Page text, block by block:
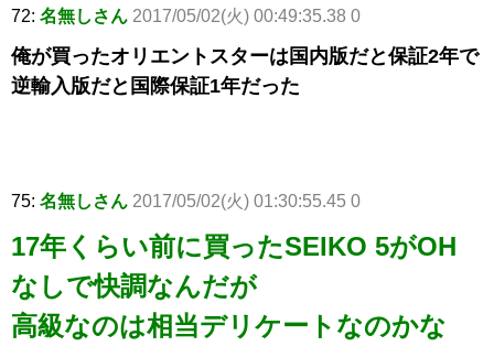
72: 名無しさん 2017/05/02(火) 00:49:35.38 0
俺が買ったオリエントスターは国内版だと保証2年で
逆輸入版だと国際保証1年だった
75: 名無しさん 2017/05/02(火) 01:30:55.45 0
17年くらい前に買ったSEIKO 5がOH
なしで快調なんだが
高級なのは相当デリケートなのかな